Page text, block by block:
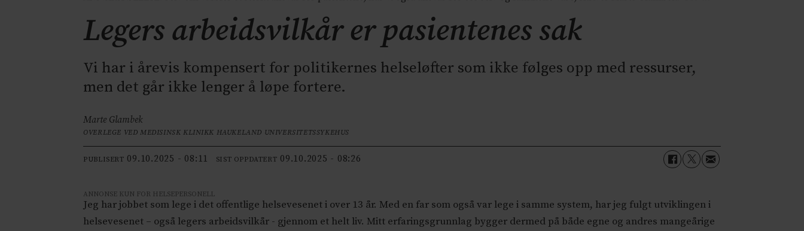
Legers arbeidsvilkår er pasientenes sak
Vi har i årevis kompensert for politikernes helseløfter som ikke følges opp med ressurser,
men det går ikke lenger å løpe fortere.
Marte Glambek
OVERLEGE VED MEDISINSK KLINIKK HAUKELAND UNIVERSITETSSYKEHUS
PUBLISERT 09.10.2025 - 08:11 SIST OPPDATERT 09.10.2025 - 08:26
ANNONSE KUN FOR HELSEPERSONELL
Jeg har jobbet som lege i det offentlige helsevesenet i over 13 år. Med en far som også var lege i samme system, har jeg fulgt utviklingen i
helsevesenet – også legers arbeidsvilkår - gjennom et helt liv. Mitt erfaringsgrunnlag bygger dermed på både egne og andres mangeårige